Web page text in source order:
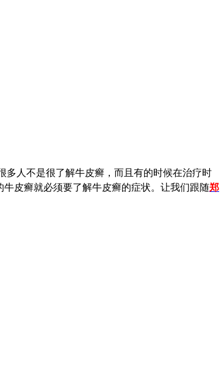
多人不是很了解牛皮癣，而且有的时候在治疗时
皮癣就必须要了解牛皮癣的症状。让我们跟随郑